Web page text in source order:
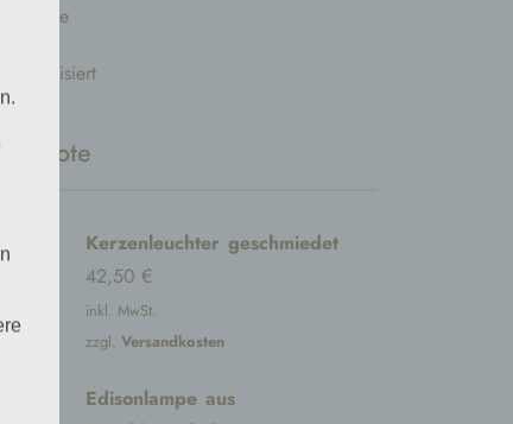
Robinie
Kerzenleuchter geschmiedet
42,50 €
inkl. MwSt.
zzgl. Versandkosten
Edisonlampe aus